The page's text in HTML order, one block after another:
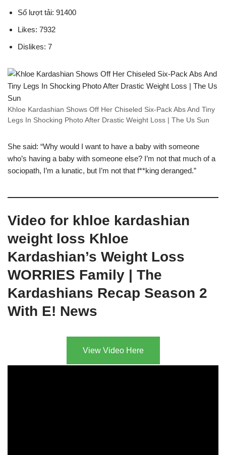
Số lượt tải: 91400
Likes: 7932
Dislikes: 7
Khloe Kardashian Shows Off Her Chiseled Six-Pack Abs And Tiny
Legs In Shocking Photo After Drastic Weight Loss | The Us Sun
She said: “Why would I want to have a baby with someone
who’s having a baby with someone else? I’m not that much of a
sociopath, I’m a lunatic, but I’m not that f**king deranged.”
Video for khloe kardashian
weight loss Khloe
Kardashian’s Weight Loss
WORRIES Family | The
Kardashians Recap Season 2
With E! News
View Video Here